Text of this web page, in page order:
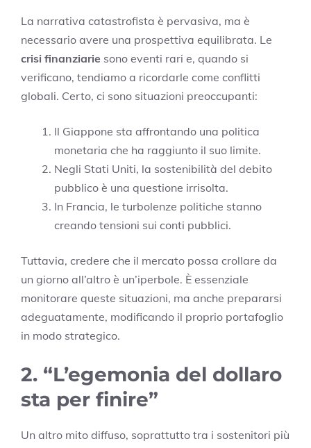
La narrativa catastrofista è pervasiva, ma è
necessario avere una prospettiva equilibrata. Le
crisi finanziarie sono eventi rari e, quando si
verificano, tendiamo a ricordarle come conflitti
globali. Certo, ci sono situazioni preoccupanti:
Il Giappone sta affrontando una politica
monetaria che ha raggiunto il suo limite.
Negli Stati Uniti, la sostenibilità del debito
pubblico è una questione irrisolta.
In Francia, le turbolenze politiche stanno
creando tensioni sui conti pubblici.
Tuttavia, credere che il mercato possa crollare da
un giorno all’altro è un’iperbole. È essenziale
monitorare queste situazioni, ma anche prepararsi
adeguatamente, modificando il proprio portafoglio
in modo strategico.
2. “L’egemonia del dollaro
sta per finire”
Un altro mito diffuso, soprattutto tra i sostenitori più